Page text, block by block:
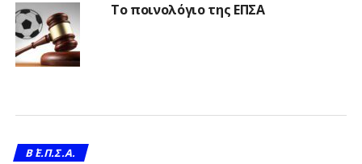
Το ποινολόγιο της ΕΠΣΑ
Β΄ Ε.Π.Σ.Α.